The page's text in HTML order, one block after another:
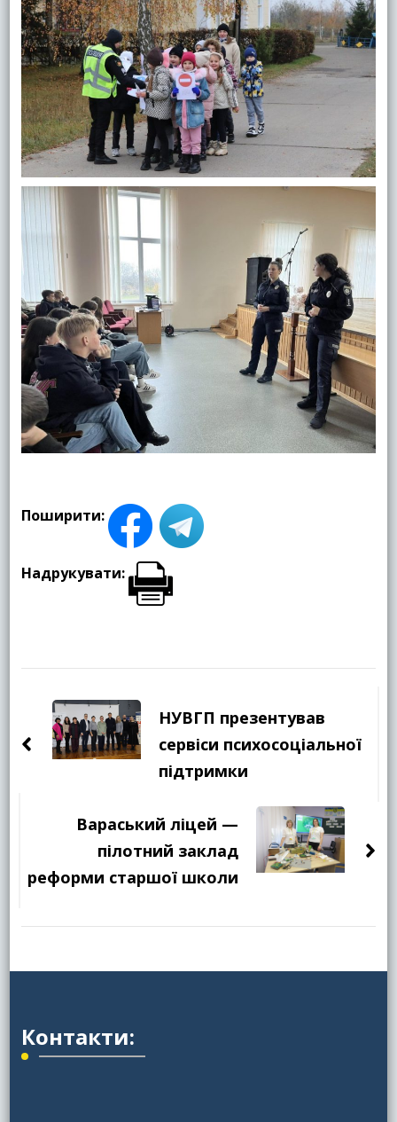
Поширити:
Надрукувати:
по
запису
НУВГП презентував
сервіси психосоціальної
підтримки
Вараський ліцей —
пілотний заклад
реформи старшої школи
Контакти: